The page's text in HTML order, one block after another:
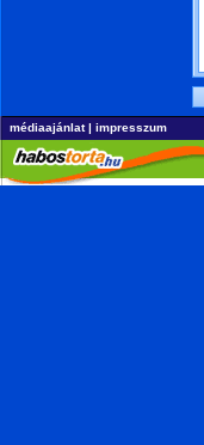
médiaajánlat| impresszum